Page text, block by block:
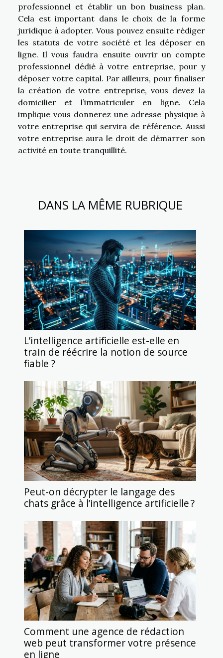
professionnel et établir un bon business plan.
Cela est important dans le choix de la forme
juridique à adopter. Vous pouvez ensuite rédiger
les statuts de votre société et les déposer en
ligne. Il vous faudra ensuite ouvrir un compte
professionnel dédié à votre entreprise, pour y
déposer votre capital. Par ailleurs, pour finaliser
la création de votre entreprise, vous devez la
domicilier et l’immatriculer en ligne. Cela
implique vous donnerez une adresse physique à
votre entreprise qui servira de référence. Aussi
votre entreprise aura le droit de démarrer son
activité en toute tranquillité.
DANS LA MÊME RUBRIQUE
L’intelligence artificielle est-elle en
train de réécrire la notion de source
fiable ?
Peut-on décrypter le langage des
chats grâce à l’intelligence artificielle ?
Comment une agence de rédaction
web peut transformer votre présence
en ligne